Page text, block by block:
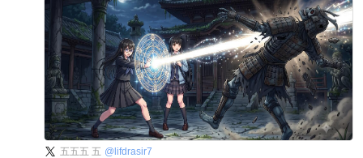
五五五 五 @ lifdrasir7